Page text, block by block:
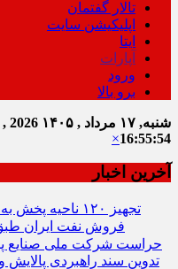
تالار گفتمان
اپلیکیشن سایت
ایتا
آپارات
ورود
برو بالا
شنبه, ۱۷ مرداد , ۱۴۰۵ 2026
16:55:55
×
آخرین اخبار
تجهیز ۱۲۰ ناحیه پخش به فرایند صدور آنی کارت سوخت
فروش نفت ایران
حراست شرکت ملی صنایع
تدوین سند راهبردی